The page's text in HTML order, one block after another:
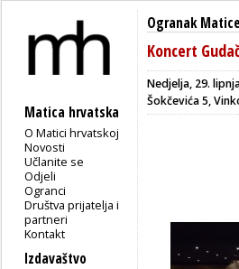
Matica hrvatska
O Matici hrvatskoj
Novosti
Učlanite se
Odjeli
Ogranci
Društva prijatelja i
partneri
Kontakt
Izdavaštvo
Ogranak
Koncert
Nedjelja, 29.
Šokčevića 5,